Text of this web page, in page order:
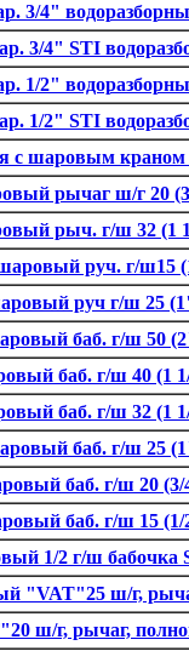
3/4"
3/4" STI
1/2"
1/2" STI
с шаровым
рычаг ш/г 20
рыч. г/ш 32 (1
руч. г/ш15
руч г/ш 25
баб. г/ш 50
баб. г/ш 40 (1
баб. г/ш 32 (1
баб. г/ш 25
баб. г/ш 20
баб. г/ш 15
1/2 г/ш бабочка
"VAT"25 ш/г,
ш/г, рычаг,